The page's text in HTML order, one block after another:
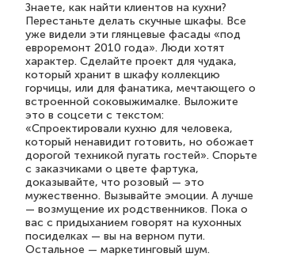
Знаете, как найти клиентов на кухни?
Перестаньте делать скучные шкафы. Все
уже видели эти глянцевые фасады «под
евроремонт 2010 года». Люди хотят
характер. Сделайте проект для чудака,
который хранит в шкафу коллекцию
горчицы, или для фанатика, мечтающего о
встроенной соковыжималке. Выложите
это в соцсети с текстом:
«Спроектировали кухню для человека,
который ненавидит готовить, но обожает
дорогой техникой пугать гостей». Спорьте
с заказчиками о цвете фартука,
доказывайте, что розовый — это
мужественно. Вызывайте эмоции. А лучше
— возмущение их родственников. Пока о
вас с придыханием говорят на кухонных
посиделках — вы на верном пути.
Остальное — маркетинговый шум.